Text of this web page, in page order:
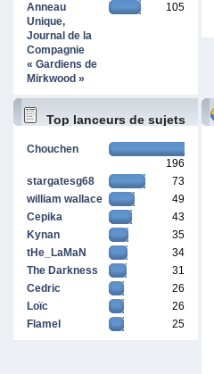
Anneau
Unique,
Journal de la
Compagnie
« Gardiens de
Mirkwood »
105
Top lanceurs de sujets
Chouchen
196
stargatesg68
73
william wallace
49
Cepika
43
Kynan
35
tHe_LaMaN
34
The Darkness
31
Cedric
26
Loïc
26
Flamel
25